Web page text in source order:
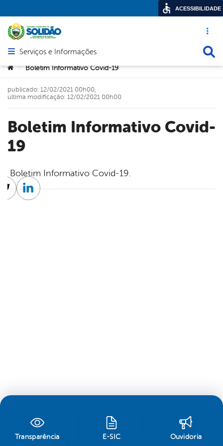
Acesso
Abrir menu principal de navegação
Serviços e Informações
Você está aqui:
> Boletim Informativo Covid-19
Boletim Informativo Covid-
19
publicado: 12/02/2021 00h00,
última modificação: 12/02/2021 00h00
Boletim Informativo Covid-19.
TwitterLinkedin
Transparência E-SIC Ouvidoria
ACESSIBILIDADE